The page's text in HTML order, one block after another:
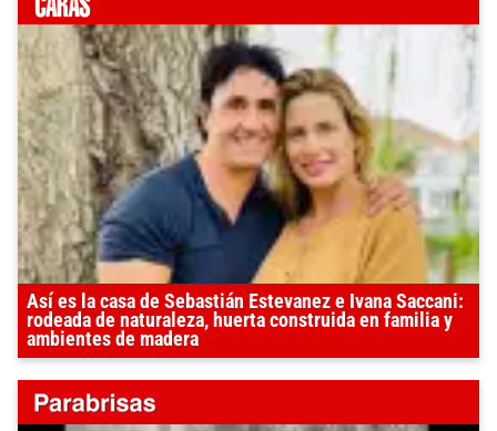
Así es la casa de Sebastián Estevanez e Ivana Saccani:
rodeada de naturaleza, huerta construida en familia y
ambientes de madera